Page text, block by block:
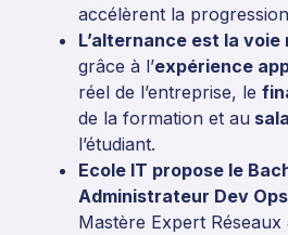
accélèrent la
L’alternance est la voie
grâce à l’expérience
réel de l’entreprise, le
de la formation et au
l’étudiant.
Ecole IT propose le
Administrateur Dev
Mastère Expert